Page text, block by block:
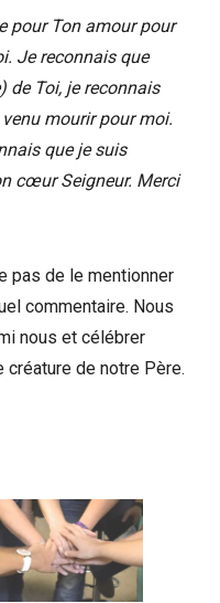
pour Ton amour pour
Je reconnais que
de Toi, je reconnais
mourir pour moi.
que je suis
cœur Seigneur. Merci
pas de le mentionner
commentaire. Nous
nous et célébrer
de notre Père.